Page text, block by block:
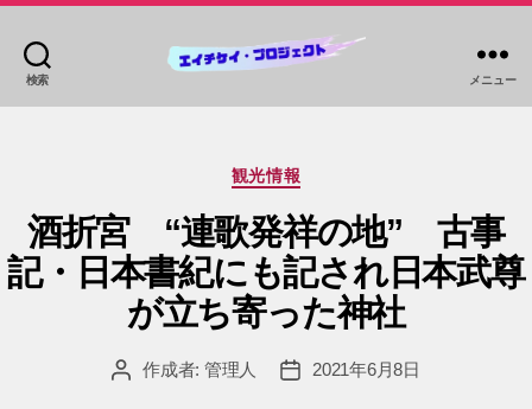
検索
ー
メニュー
カ
テ
ゴ
リ
ー
観光情報
酒折宮 “連歌発祥の地” 古事
記・日本書紀にも記され日本武尊
が立ち寄った神社
投 作成者: 管理人
投
2021年6月8日